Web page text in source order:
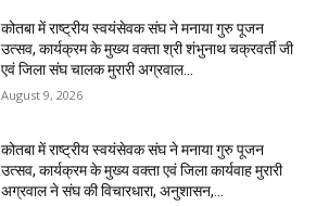
कोतबा में राष्ट्रीय स्वयंसेवक संघ ने मनाया गुरु पूजन
उत्सव, कार्यक्रम के मुख्य वक्ता श्री शंभुनाथ चक्रवर्ती जी
एवं जिला संघ चालक मुरारी अग्रवाल...
August 9, 2026
कोतबा में राष्ट्रीय स्वयंसेवक संघ ने मनाया गुरु पूजन
उत्सव, कार्यक्रम के मुख्य वक्ता एवं जिला कार्यवाह मुरारी
अग्रवाल ने संघ की विचारधारा, अनुशासन,...